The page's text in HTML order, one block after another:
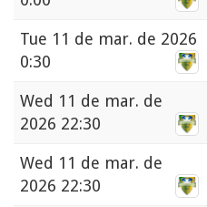
Tue 11 de mar. de 2026
0:30
Wed 11 de mar. de
2026 22:30
Wed 11 de mar. de
2026 22:30